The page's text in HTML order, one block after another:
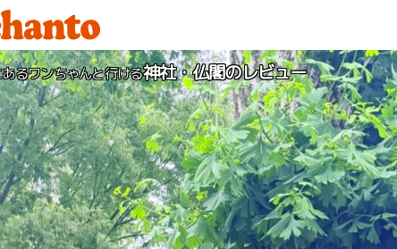
るワンちゃんと行ける神社・仏閣のレビュー